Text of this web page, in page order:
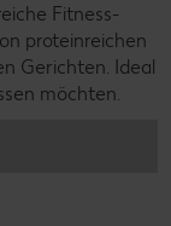
Fitness-
proteinreichen
Gerichten. Ideal
möchten.